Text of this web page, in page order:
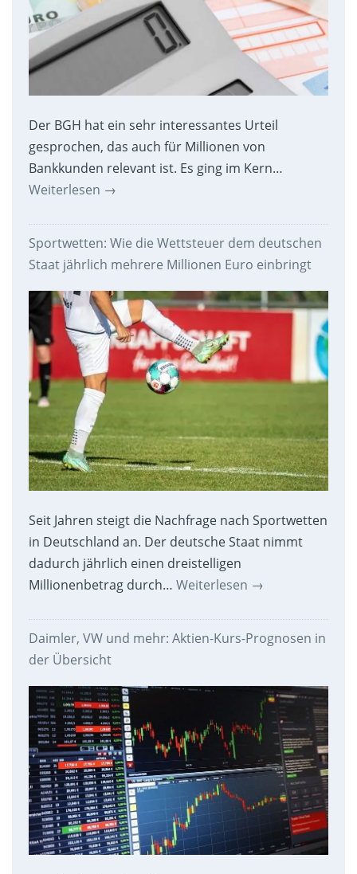
Der BGH hat ein sehr interessantes Urteil
gesprochen, das auch für Millionen von
Bankkunden relevant ist. Es ging im Kern…
Weiterlesen →
Sportwetten: Wie die Wettsteuer dem deutschen
Staat jährlich mehrere Millionen Euro einbringt
Seit Jahren steigt die Nachfrage nach Sportwetten
in Deutschland an. Der deutsche Staat nimmt
dadurch jährlich einen dreistelligen
Millionenbetrag durch… Weiterlesen →
Daimler, VW und mehr: Aktien-Kurs-Prognosen in
der Übersicht